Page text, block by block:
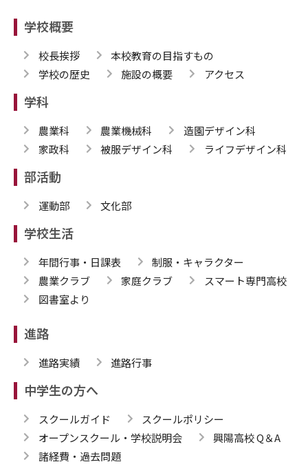
学校概要
校長挨拶
本校教育の目指すもの
学校の歴史
施設の概要 アクセス
学科
農業科 農業機械科
造園デザイン科
家政科
被服デザイン科 ライフデザイン科
部活動
運動部 文化部
学校生活
年間行事・日課表
制服・キャラクター
農業クラブ
家庭クラブ
スマート専門高校
図書室より
進路
進路実績 進路行事
中学生の方へ
スクールガイド
スクールポリシー
オープンスクール・学校説明会
興陽高校 Q＆A
諸経費・過去問題